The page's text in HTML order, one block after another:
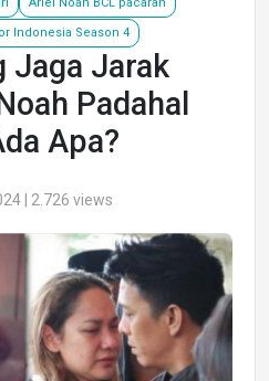
Indonesia Season 4
Jaga Jarak
Padahal
Apa?
| 2.726 views